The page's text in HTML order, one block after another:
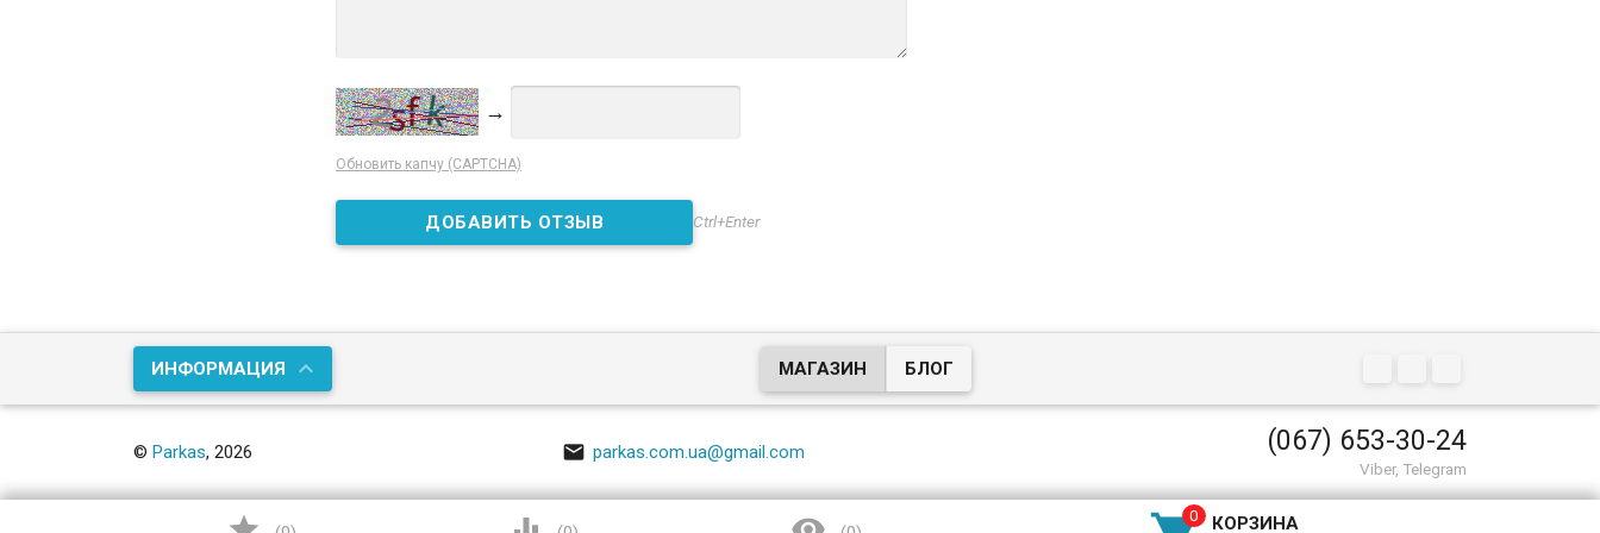
→
Обновить капчу (CAPTCHA)
Ctrl+Enter
ИНФОРМАЦИЯ МАГАЗИН БЛОГ
©Parkas, 2026  parkas.com.ua@gmail.com (067) 653-30-24
Viber, Telegram
КОРЗИНА